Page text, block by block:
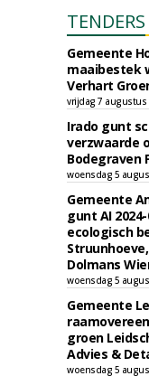
TENDERS
Gemeente
maaibestek
Verhart
vrijdag 7 augustus
Irado gunt
verzwaarde
Bodegraven
woensdag 5
Gemeente
gunt AI
ecologisch
Dolmans
woensdag 5
Gemeente
groen
Advies &
woensdag 5